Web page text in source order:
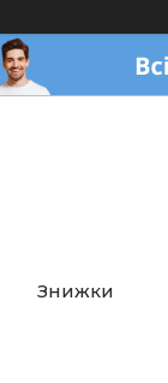
Знижки